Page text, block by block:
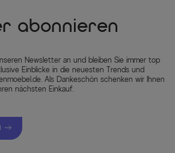
abonnieren
Newsletter an und bleiben Sie immer top
Einblicke in die neuesten Trends und
Als Dankeschön schenken wir Ihnen
nächsten Einkauf.